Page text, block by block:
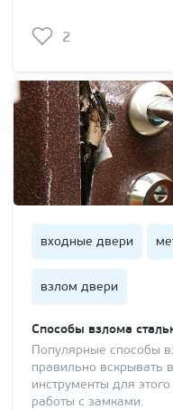
2
входные двери
взлом двери
Способы взлома
Популярные способы
правильно вскрывать
инструменты для
работы с замками.